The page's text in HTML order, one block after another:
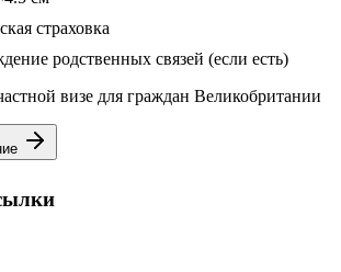
страховка
родственных связей (если есть)
визе для граждан Великобритании